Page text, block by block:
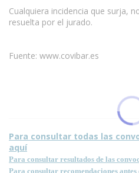
Cualquiera incidencia que surja,
resuelta por el jurado.
Fuente: www.covibar.es
Para consultar todas las
aquí
Para consultar resultados de las
Para consultar recomendaciones